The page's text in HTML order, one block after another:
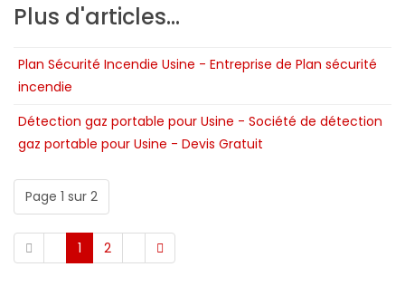
Plus d'articles...
Plan Sécurité Incendie Usine - Entreprise de Plan sécurité
incendie
Détection gaz portable pour Usine - Société de détection
gaz portable pour Usine - Devis Gratuit
Page 1 sur 2
1 2